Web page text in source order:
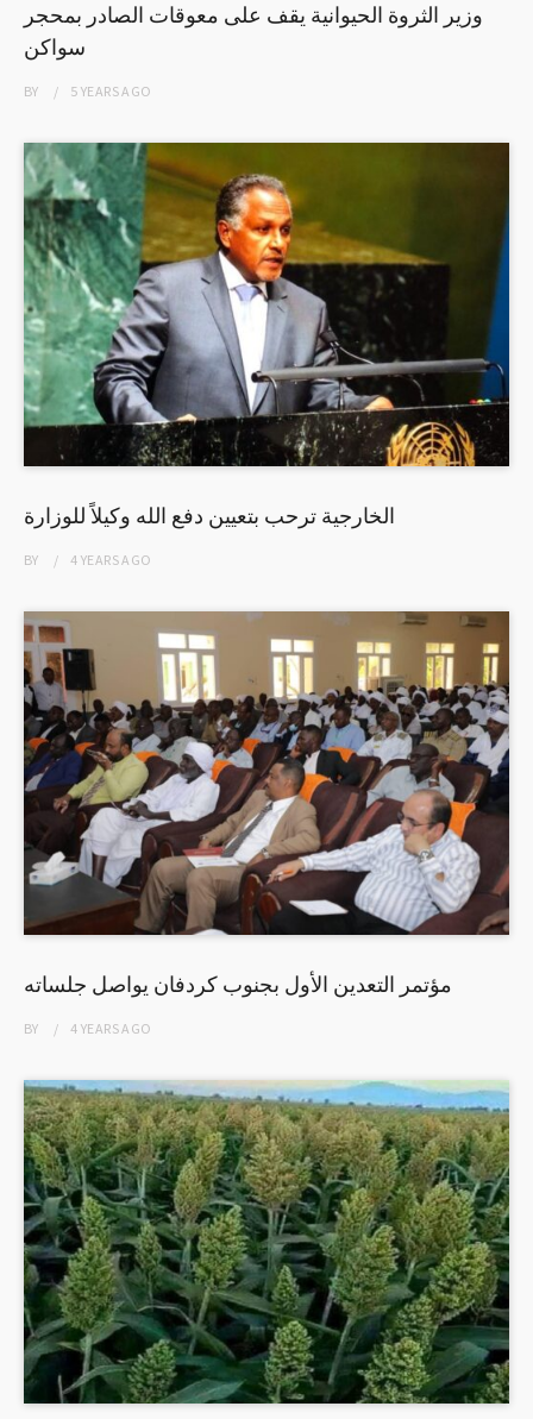
وزير الثروة الحيوانية يقف على معوقات الصادر بمحجر
سواكن
BY 5 YEARSAGO
الخارجية ترحب بتعيين دفع الله وكيلاً للوزارة
BY 4 YEARSAGO
مؤتمر التعدين الأول بجنوب كردفان يواصل جلساته
BY 4 YEARSAGO